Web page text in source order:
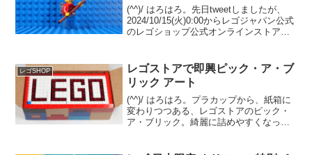
(^^)/ はろはろ。先日tweetしましたが、
2024/10/15(火)0:00からレゴジャパン公式
のレゴショップ公式オンラインストアに
パン屋さん」は￥28,...
レゴSHOP
レゴストアで即興ピック・ア・ブ
リック アート
(^^)/ はろはろ。プラカップから、紙箱に
変わりつつある、レゴストアのピック・
ア・ブリック。綺麗に詰めやすくなった